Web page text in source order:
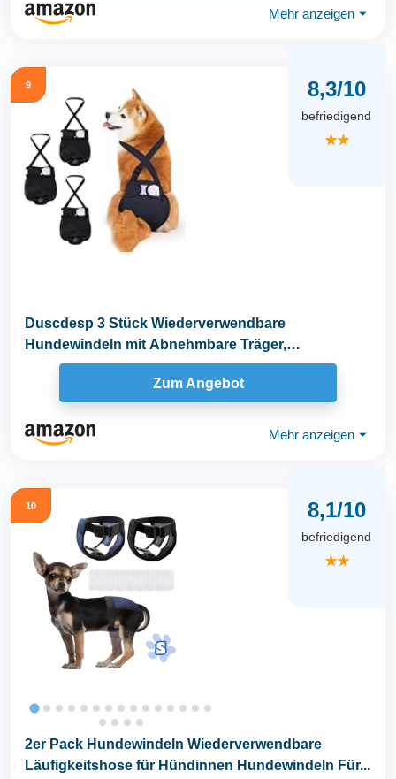
Mehr anzeigen ⏷
9 8,3/10
befriedigend
★★
Duscdesp 3 Stück Wiederverwendbare
Hundewindeln mit Abnehmbare Träger,
Hochsaugfähige...
Zum Angebot
Mehr anzeigen ⏷
10 8,1/10
befriedigend
★★
2er Pack Hundewindeln Wiederverwendbare
Läufigkeitshose für Hündinnen Hundewindeln Für...